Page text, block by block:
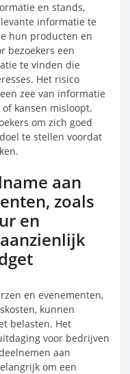
en stands,
informatie te
hun producten en
bezoekers een
te vinden die
Het risico
zee van informatie
kansen misloopt.
om zich goed
te stellen voordat
aan
zoals
en
en evenementen,
kunnen
belasten. Het
voor bedrijven
aan
om een